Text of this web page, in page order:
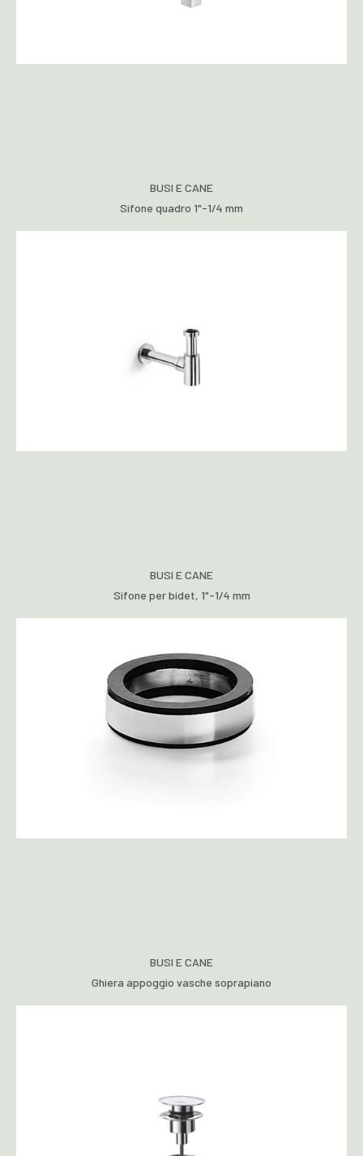
BUSI E CANE
Sifone quadro 1"-1/4 mm
BUSI E CANE
Sifone per bidet, 1"-1/4 mm
BUSI E CANE
Ghiera appoggio vasche soprapiano